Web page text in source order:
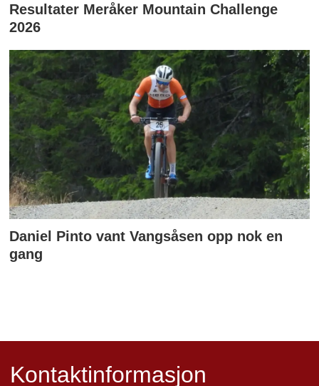
Resultater Meråker Mountain Challenge
2026
Daniel Pinto vant Vangsåsen opp nok en
gang
Kontaktinformasjon